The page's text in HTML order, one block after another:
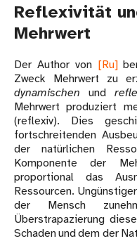
Reflexivität
Mehrwert
Der Author von [Ru]
Zweck Mehrwert zu
dynamischen und
Mehrwert produziert
(reflexiv). Dies
fortschreitenden
der natürlichen
Komponente der
proportional das
Ressourcen.
der Mensch
Überstrapazierung
Schaden und dem der